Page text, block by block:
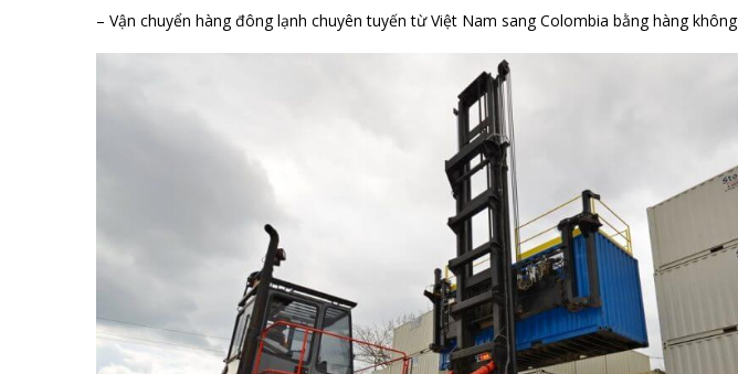
– Vận chuyển hàng đông lạnh chuyên tuyến từ Việt Nam sang Colombia bằng hàng không